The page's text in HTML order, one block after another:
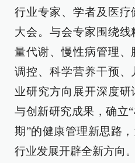
行业专家、学者及医
大会。与会专家围绕
量代谢、慢性病管理
调控、科学营养干预
业研究方向展开深度
与创新研究成果，确立
期”的健康管理新思路
行业发展开辟全新方向。